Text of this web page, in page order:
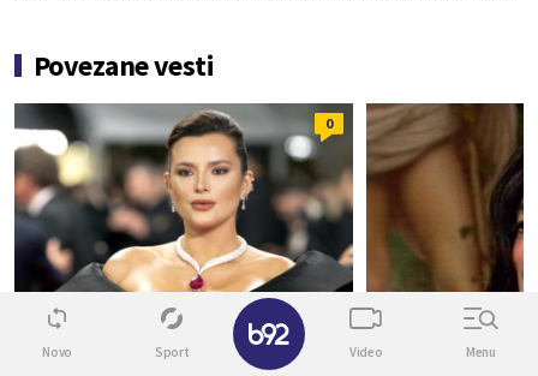
Povezane vesti
0
AKTUELNO
Glumicu ucenjivali intimnim
fotografijama, pa ih je sama
POSLE 23 GODINE
Šta je policija
spavaćoj sobi
Novo Sport Video Menu
✕